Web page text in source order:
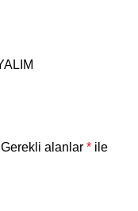
Gerekli alanlar * ile